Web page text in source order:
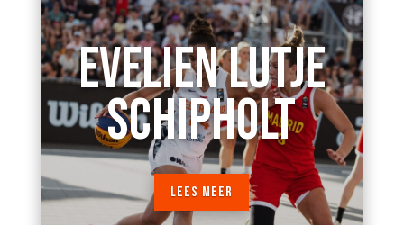
EVELIEN LUTJE
SCHIPHOLT
LEES MEER